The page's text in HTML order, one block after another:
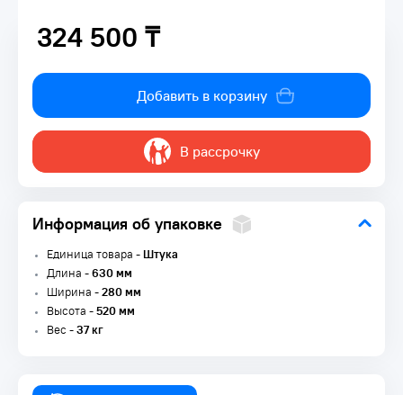
324 500 ₸
324 500 ₸
Добавить в корзину
В рассрочку
Информация об упаковке
Единица товара -Штука
Длина -630 мм
Ширина -280 мм
Высота -520 мм
Вес -37 кг